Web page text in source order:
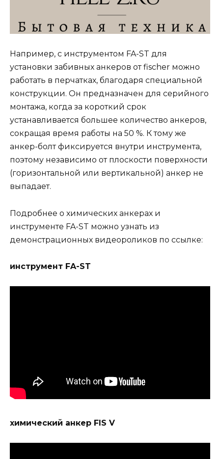
Например, с инструментом FA-ST для
установки забивных анкеров от fischer можно
работать в перчатках, благодаря специальной
конструкции. Он предназначен для серийного
монтажа, когда за короткий срок
устанавливается большее количество анкеров,
сокращая время работы на 50 %. К тому же
анкер-болт фиксируется внутри инструмента,
поэтому независимо от плоскости поверхности
(горизонтальной или вертикальной) анкер не
выпадает.
Подробнее о химических анкерах и
инструменте FA-ST можно узнать из
демонстрационных видеороликов по ссылке:
инструмент FA-ST
химический анкер FIS V